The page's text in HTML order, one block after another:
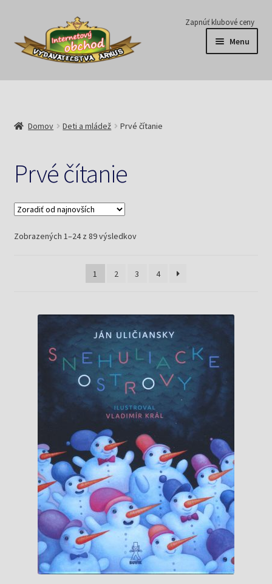
Preskočiť
navigáciu
Preskočiť
obsah
Zapnúť klubové ceny
Menu
Série
Predplatné
Pripravujeme
Pre školy
Domov Deti a mládež Prvé čítanie
Prvé čítanie
Zobrazených 1–24 z 89 výsledkovZoradené
1
2 3 4